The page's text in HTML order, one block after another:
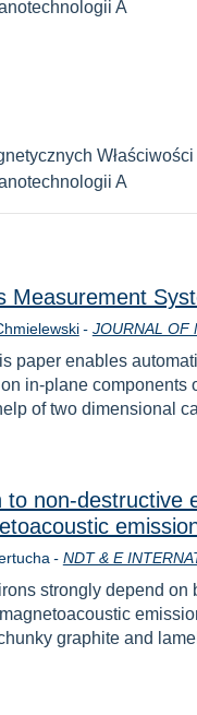
A
Właściwości
A
Measurement
- JOURNAL OF
paper enables
in-plane
of two dimensional
non-destructive
- NDT & E
strongly depend
graphite and